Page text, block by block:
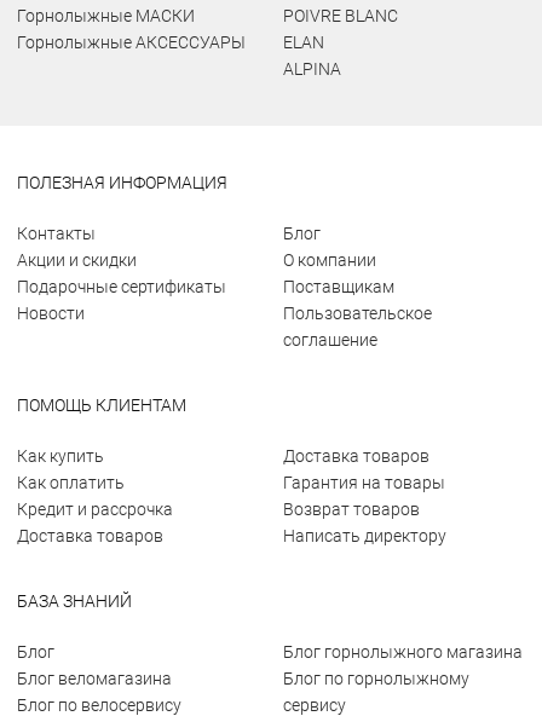
Горнолыжные МАСКИ
Горнолыжные АКСЕССУАРЫ
POIVRE BLANC
ELAN
ALPINA
ПОЛЕЗНАЯ ИНФОРМАЦИЯ
Контакты
Акции и скидки
Подарочные сертификаты
Новости
Блог
О компании
Поставщикам
Пользовательское
соглашение
ПОМОЩЬ КЛИЕНТАМ
Как купить
Как оплатить
Кредит и рассрочка
Доставка товаров
Доставка товаров
Гарантия на товары
Возврат товаров
Написать директору
БАЗА ЗНАНИЙ
Блог
Блог веломагазина
Блог по велосервису
Блог горнолыжного магазина
Блог по горнолыжному
сервису